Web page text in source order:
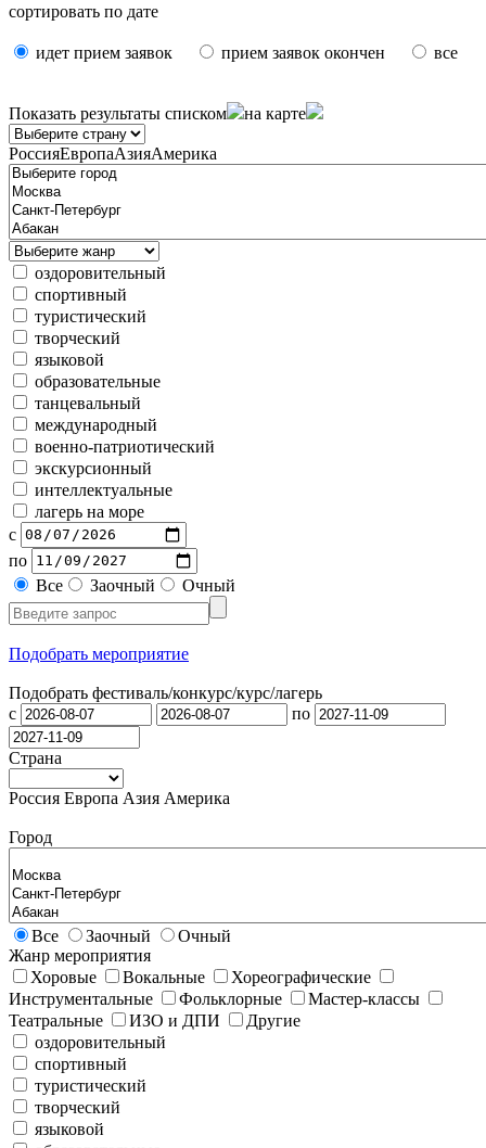
сортировать по дате
идет прием заявок прием заявок окончен все
Показать результаты списком на карте
РоссияЕвропаАзияАмерика
оздоровительный
спортивный
туристический
творческий
языковой
образовательные
танцевальный
международный
военно-патриотический
экскурсионный
интеллектуальные
лагерь на море
с
по
Все
Заочный Очный
Подобрать мероприятие
Подобрать фестиваль/конкурс/курс/лагерь
с
по
Страна
Россия Европа Азия Америка
Город
Все Заочный
Очный
Жанр мероприятия
Хоровые
Вокальные
Хореографические
Инструментальные
Фольклорные
Мастер-классы
Театральные
ИЗО и ДПИ
Другие
оздоровительный
спортивный
туристический
творческий
языковой